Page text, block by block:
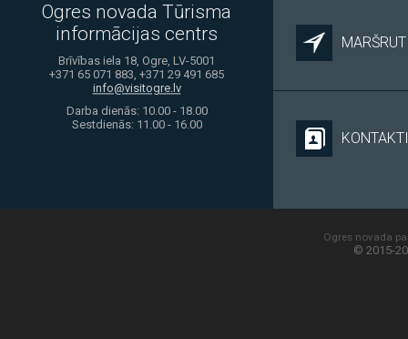
Ogres novada Tūrisma
informācijas centrs
Brīvības iela 18, Ogre, LV-5001
+371 65 071 883, +371 29 491 685
info@visitogre.lv
Darba dienās: 10.00 - 18.00
Sestdienās: 11.00 - 16.00
KONTAKTI
Ogres novada
© 2015-